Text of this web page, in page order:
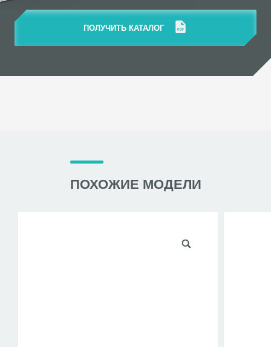
ПОЛУЧИТЬ КАТАЛОГ
ПОХОЖИЕ МОДЕЛИ